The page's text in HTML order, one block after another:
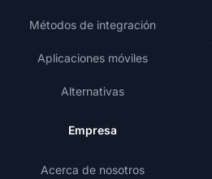
Métodos de integración
Aplicaciones móviles
Alternativas
Empresa
Acerca de nosotros